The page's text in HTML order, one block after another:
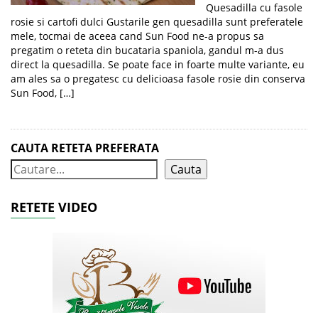
Quesadilla cu fasole
rosie si cartofi dulci Gustarile gen quesadilla sunt preferatele
mele, tocmai de aceea cand Sun Food ne-a propus sa
pregatim o reteta din bucataria spaniola, gandul m-a dus
direct la quesadilla. Se poate face in foarte multe variante, eu
am ales sa o pregatesc cu delicioasa fasole rosie din conserva
Sun Food, […]
CAUTA RETETA PREFERATA
Cauta
RETETE VIDEO